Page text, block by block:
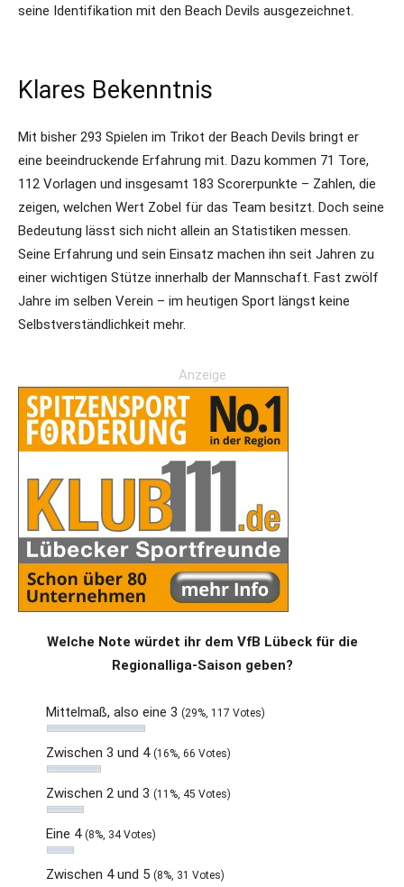
seine Identifikation mit den Beach Devils ausgezeichnet.
Klares Bekenntnis
Mit bisher 293 Spielen im Trikot der Beach Devils bringt er
eine beeindruckende Erfahrung mit. Dazu kommen 71 Tore,
112 Vorlagen und insgesamt 183 Scorerpunkte – Zahlen, die
zeigen, welchen Wert Zobel für das Team besitzt. Doch seine
Bedeutung lässt sich nicht allein an Statistiken messen.
Seine Erfahrung und sein Einsatz machen ihn seit Jahren zu
einer wichtigen Stütze innerhalb der Mannschaft. Fast zwölf
Jahre im selben Verein – im heutigen Sport längst keine
Selbstverständlichkeit mehr.
Anzeige
Welche Note würdet ihr dem VfB Lübeck für die
Regionalliga-Saison geben?
Mittelmaß, also eine 3 (29%, 117 Votes)
Zwischen 3 und 4 (16%, 66 Votes)
Zwischen 2 und 3 (11%, 45 Votes)
Eine 4 (8%, 34 Votes)
Zwischen 4 und 5 (8%, 31 Votes)